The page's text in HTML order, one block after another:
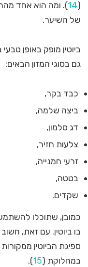
(
14). ומה הוא אחד
של השיער.
ביוטין מופק באופן
גם בסוגי המזון הבאים:
כבד בקר,
ביצה שלמה,
דג סלמון,
צלעות חזיר,
זרעי חמנייה,
בטטה,
שקדים.
כמובן, שתוכלו להשתמש
בו ביוטין. עם זאת,
ספיגת הביוטין
במחלוקת (15
).